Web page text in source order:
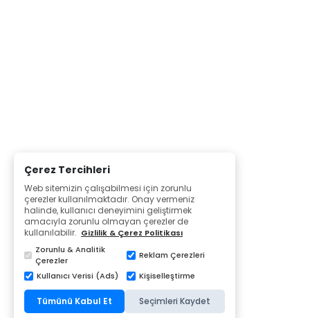
Çerez Tercihleri
Web sitemizin çalışabilmesi için zorunlu
çerezler kullanılmaktadır. Onay vermeniz
halinde, kullanıcı deneyimini geliştirmek
amacıyla zorunlu olmayan çerezler de
kullanılabilir. Gizlilik & Çerez Politikası
Zorunlu & Analitik
Çerezler
Reklam Çerezleri
Kullanıcı Verisi (Ads)
Kişiselleştirme
Tümünü Kabul Et Seçimleri Kaydet